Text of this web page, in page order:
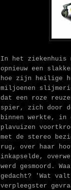
In het ziekenhuis
opnieuw een
hoe zijn heilige
miljoenen
dat een roze
spier, zich door
binnen werkte, in
plavuizen
met de stereo
rug, over haar
inkapselde,
werd gesmoord.
gedacht? 'Wat
verpleegster